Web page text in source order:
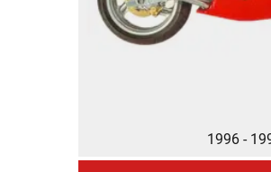
1996 -